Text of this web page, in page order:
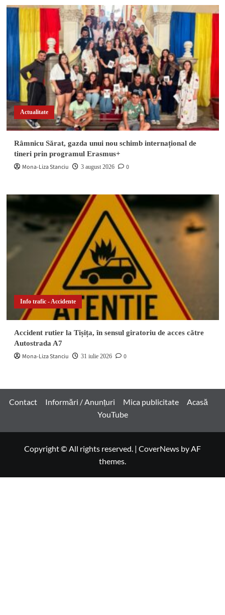
Actualitate
Râmnicu Sărat, gazda unui nou schimb internațional de
tineri prin programul Erasmus+
Mona-Liza Stanciu 3 august 2026 0
Info trafic - Accidente
Accident rutier la Tișița, în sensul giratoriu de acces către
Autostrada A7
Mona-Liza Stanciu 31 iulie 2026 0
Contact Informări / Anunțuri Mica publicitate
Acasă
YouTube
Copyright © All rights reserved. | CoverNews by AF
themes.